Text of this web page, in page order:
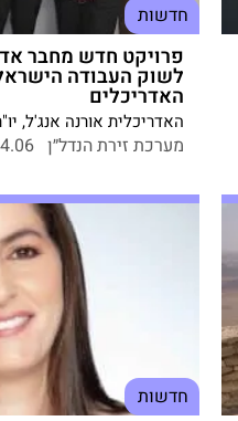
חדשות
פרויקט חדש מחבר
לשוק העבודה
האדריכלים
האדריכלית אורנה אנג'ל,
הצטרפה ליוזמה הלאומית
מצרפת – במסלול מהיר
מערכת זירת הנדל״ן
חדשות